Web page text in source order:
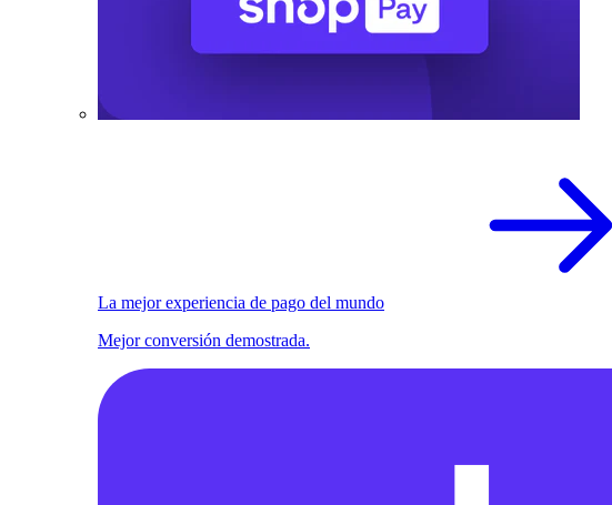
La mejor experiencia de pago del mundo
Mejor conversión demostrada.